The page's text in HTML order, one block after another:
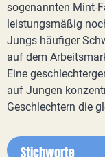
sogenannten Mint-
leistungsmäßig
Jungs häufiger
auf dem
Eine
auf Jungen
Geschlechtern die
Stichworte